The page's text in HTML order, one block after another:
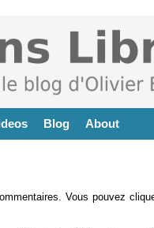
Blog About
Vous pouvez